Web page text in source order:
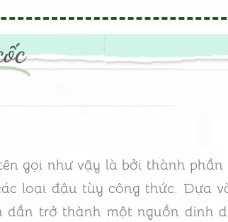
gọi như vậy là bởi thành phần
loại đậu tùy công thức. Dựa
trở thành một nguồn dinh